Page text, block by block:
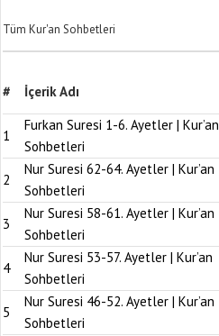
Tüm Kur'an Sohbetleri
# İçerik Adı
1
Furkan Suresi 1-6. Ayetler | Kur’an
Sohbetleri
2
Nur Suresi 62-64. Ayetler | Kur’an
Sohbetleri
3
Nur Suresi 58-61. Ayetler | Kur’an
Sohbetleri
4
Nur Suresi 53-57. Ayetler | Kur’an
Sohbetleri
5
Nur Suresi 46-52. Ayetler | Kur’an
Sohbetleri